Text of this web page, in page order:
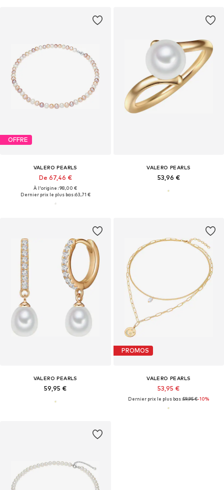
OFFRE
VALERO PEARLS
De 67,46 €
À l'origine : 98,00 €
Dernier prix le plus bas :63,71 €
VALERO PEARLS
53,96 €
VALERO PEARLS
59,95 €
PROMOS
VALERO PEARLS
53,95 €
Dernier prix le plus bas :59,95 €-10%